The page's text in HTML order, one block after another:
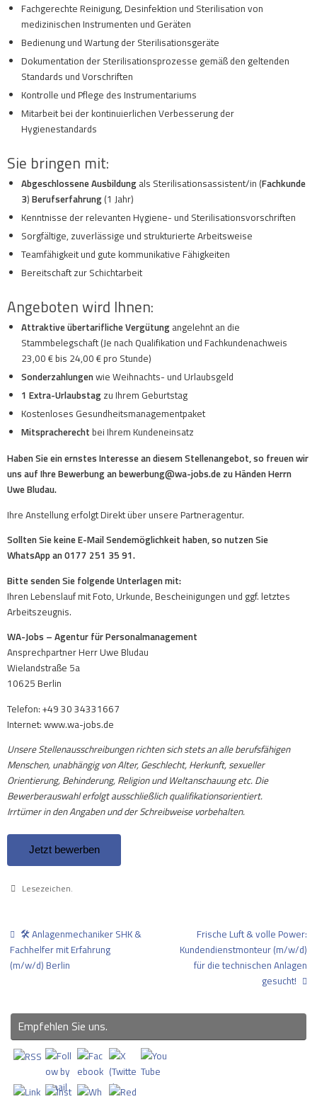
Fachgerechte Reinigung, Desinfektion und Sterilisation von
medizinischen Instrumenten und Geräten
Bedienung und Wartung der Sterilisationsgeräte
Dokumentation der Sterilisationsprozesse gemäß den geltenden
Standards und Vorschriften
Kontrolle und Pflege des Instrumentariums
Mitarbeit bei der kontinuierlichen Verbesserung der
Hygienestandards
Sie bringen mit:
Abgeschlossene Ausbildung als Sterilisationsassistent/in (Fachkunde
3)Berufserfahrung (1 Jahr)
Kenntnisse der relevanten Hygiene- und Sterilisationsvorschriften
Sorgfältige, zuverlässige und strukturierte Arbeitsweise
Teamfähigkeit und gute kommunikative Fähigkeiten
Bereitschaft zur Schichtarbeit
Angeboten wird Ihnen:
Attraktive übertarifliche Vergütung angelehnt an die
Stammbelegschaft (Je nach Qualifikation und Fachkundenachweis
23,00 € bis 24,00 € pro Stunde)
Sonderzahlungenwie Weihnachts- und Urlaubsgeld
1 Extra-Urlaubstag zu Ihrem Geburtstag
Kostenloses Gesundheitsmanagementpaket
Mitspracherecht bei Ihrem Kundeneinsatz
Haben Sie ein ernstes Interesse an diesem Stellenangebot, so freuen wir
uns auf Ihre Bewerbung an bewerbung@wa-jobs.de zu Händen Herrn
Uwe Bludau.
Ihre Anstellung erfolgt Direkt über unsere Partneragentur.
Sollten Sie keine E-Mail Sendemöglichkeit haben, so nutzen Sie
WhatsApp an 0177 251 35 91.
Bitte senden Sie folgende Unterlagen mit:
Ihren Lebenslauf mit Foto, Urkunde, Bescheinigungen und ggf. letztes
Arbeitszeugnis.
WA-Jobs – Agentur für Personalmanagement
Ansprechpartner Herr Uwe Bludau
Wielandstraße 5a
10625 Berlin
Telefon: +49 30 34331667
Internet: www.wa-jobs.de
Unsere Stellenausschreibungen richten sich stets an alle berufsfähigen
Menschen, unabhängig von Alter, Geschlecht, Herkunft, sexueller
Orientierung, Behinderung, Religion und Weltanschauung etc. Die
Bewerberauswahl erfolgt ausschließlich qualifikationsorientiert.
Irrtümer in den Angaben und der Schreibweise vorbehalten.
Lesezeichen.
🛠️ Anlagenmechaniker SHK &
Fachhelfer mit Erfahrung
(m/w/d) Berlin
Frische Luft & volle Power:
Kundendienstmonteur (m/w/d)
für die technischen Anlagen
gesucht!
Empfehlen Sie uns.